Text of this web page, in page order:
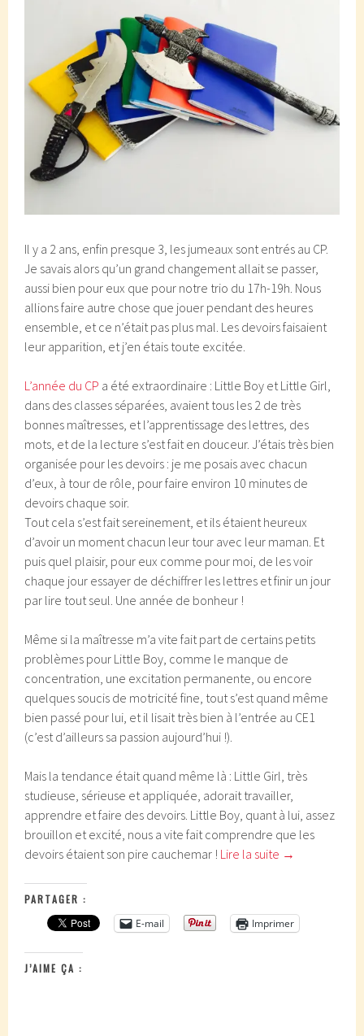
Il y a 2 ans, enfin presque 3, les jumeaux sont entrés au CP.
Je savais alors qu’un grand changement allait se passer,
aussi bien pour eux que pour notre trio du 17h-19h. Nous
allions faire autre chose que jouer pendant des heures
ensemble, et ce n’était pas plus mal. Les devoirs faisaient
leur apparition, et j’en étais toute excitée.
L’année du CP a été extraordinaire : Little Boy et Little Girl,
dans des classes séparées, avaient tous les 2 de très
bonnes maîtresses, et l’apprentissage des lettres, des
mots, et de la lecture s’est fait en douceur. J’étais très bien
organisée pour les devoirs : je me posais avec chacun
d’eux, à tour de rôle, pour faire environ 10 minutes de
devoirs chaque soir.
Tout cela s’est fait sereinement, et ils étaient heureux
d’avoir un moment chacun leur tour avec leur maman. Et
puis quel plaisir, pour eux comme pour moi, de les voir
chaque jour essayer de déchiffrer les lettres et finir un jour
par lire tout seul. Une année de bonheur !
Même si la maîtresse m’a vite fait part de certains petits
problèmes pour Little Boy, comme le manque de
concentration, une excitation permanente, ou encore
quelques soucis de motricité fine, tout s’est quand même
bien passé pour lui, et il lisait très bien à l’entrée au CE1
(c’est d’ailleurs sa passion aujourd’hui !).
Mais la tendance était quand même là : Little Girl, très
studieuse, sérieuse et appliquée, adorait travailler,
apprendre et faire des devoirs. Little Boy, quant à lui, assez
brouillon et excité, nous a vite fait comprendre que les
devoirs étaient son pire cauchemar ! Lire la suite →
PARTAGER :
E-mail
Imprimer
J’AIME ÇA :